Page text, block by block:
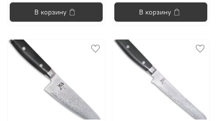
В корзину В корзину